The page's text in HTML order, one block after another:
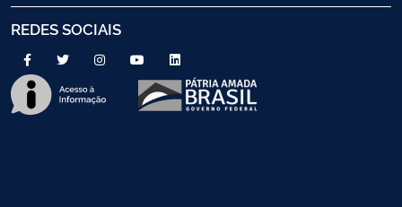
REDES SOCIAIS